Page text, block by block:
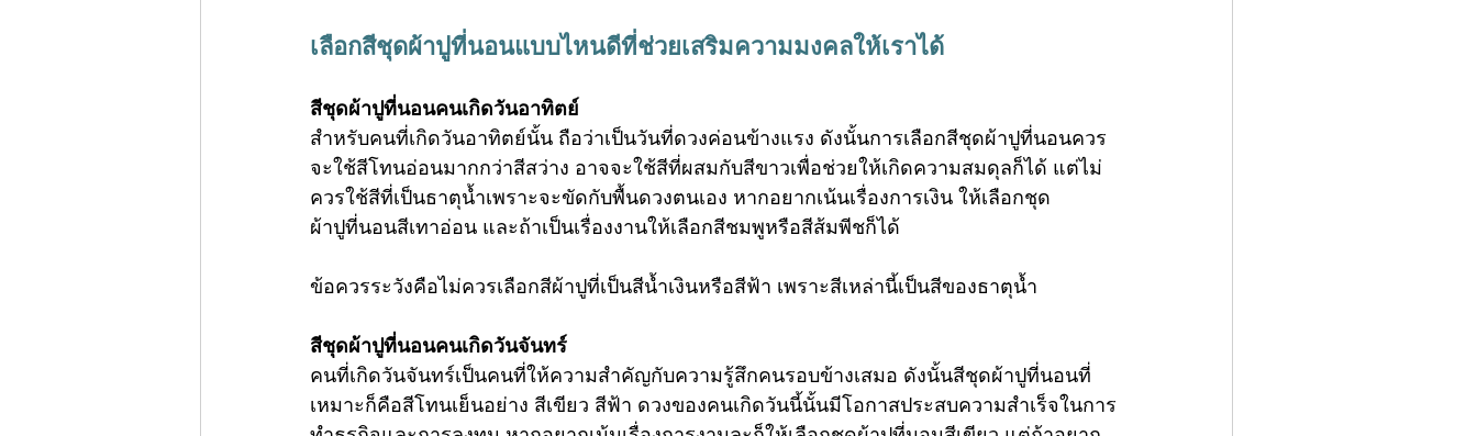
เลือกสีชุดผ้าปูที่นอนแบบไหนดีที่ช่วยเสริมความมงคลให้เราได้
สีชุดผ้าปูที่นอนคนเกิดวันอาทิตย์
สำหรับคนที่เกิดวันอาทิตย์นั้น ถือว่าเป็นวันที่ดวงค่อนข้างแรง ดังนั้นการเลือกสีชุดผ้าปูที่นอนควร
จะใช้สีโทนอ่อนมากกว่าสีสว่าง อาจจะใช้สีที่ผสมกับสีขาวเพื่อช่วยให้เกิดความสมดุลก็ได้ แต่ไม่
ควรใช้สีที่เป็นธาตุน้ำเพราะจะขัดกับพื้นดวงตนเอง หากอยากเน้นเรื่องการเงิน ให้เลือกชุด
ผ้าปูที่นอนสีเทาอ่อน และถ้าเป็นเรื่องงานให้เลือกสีชมพูหรือสีส้มพีชก็ได้
ข้อควรระวังคือไม่ควรเลือกสีผ้าปูที่เป็นสีน้ำเงินหรือสีฟ้า เพราะสีเหล่านี้เป็นสีของธาตุน้ำ
สีชุดผ้าปูที่นอนคนเกิดวันจันทร์
คนที่เกิดวันจันทร์เป็นคนที่ให้ความสำคัญกับความรู้สึกคนรอบข้างเสมอ ดังนั้นสีชุดผ้าปูที่นอนที่
เหมาะก็คือสีโทนเย็นอย่าง สีเขียว สีฟ้า ดวงของคนเกิดวันนี้นั้นมีโอกาสประสบความสำเร็จในการ